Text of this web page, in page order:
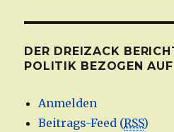
DER DREIZACK
POLITIK BEZOGEN
Anmelden
Beitrags-Feed (RSS)